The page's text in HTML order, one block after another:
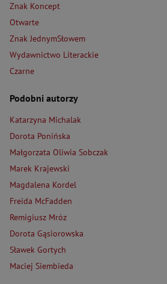
Znak Koncept
Otwarte
Znak JednymSłowem
Wydawnictwo Literackie
Czarne
Podobni autorzy
Katarzyna Michalak
Dorota Ponińska
Małgorzata Oliwia Sobczak
Marek Krajewski
Magdalena Kordel
Freida McFadden
Remigiusz Mróz
Dorota Gąsiorowska
Sławek Gortych
Maciej Siembieda